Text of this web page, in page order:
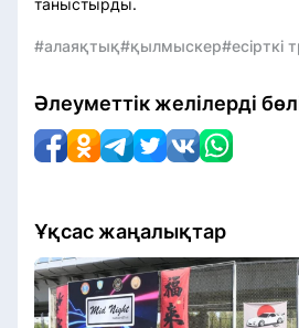
#алаяқтық#қылмыскер#есірткі
Әлеуметтік желілерді
Ұқсас жаңалықтар